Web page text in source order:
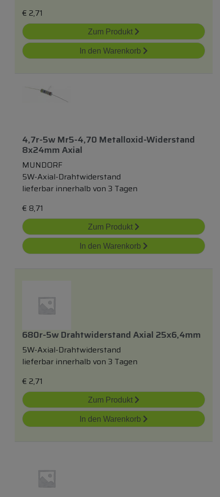
€ 2,71
Zum Produkt
In den Warenkorb
4,7r-5w Mr5-4,70 Metalloxid-Widerstand
8x24mm Axial
MUNDORF
5W-Axial-Drahtwiderstand
lieferbar innerhalb von 3 Tagen
€ 8,71
Zum Produkt
In den Warenkorb
680r-5w Drahtwiderstand Axial 25x6,4mm
5W-Axial-Drahtwiderstand
lieferbar innerhalb von 3 Tagen
€ 2,71
Zum Produkt
In den Warenkorb